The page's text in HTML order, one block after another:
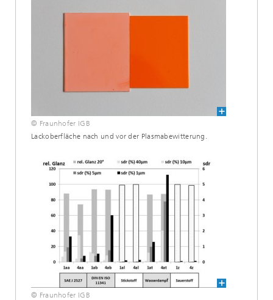
© Fraunhofer IGB
Lackoberfläche nach und vor der Plasmabewitterung.
© Fraunhofer IGB